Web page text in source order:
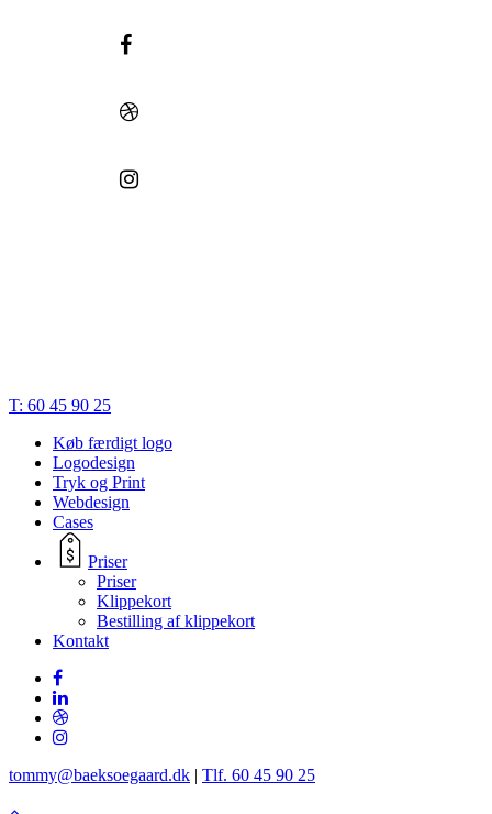
Close
T: 60 45 90 25
Køb færdigt logo
Logodesign
Tryk og Print
Webdesign
Cases
Priser
Priser
Klippekort
Bestilling af klippekort
Kontakt
tommy@baeksoegaard.dk | Tlf. 60 45 90 25